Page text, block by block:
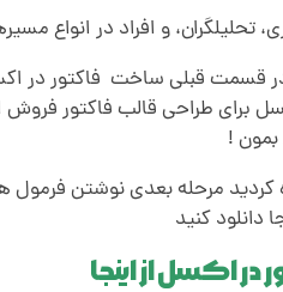
تحلیلگران، و افراد در انواع
قسمت قبلی ساخت فاکتور در
برای طراحی قالب فاکتور
!
کردید مرحله بعدی نوشتن
دانلود کنید
اکسل از اینجا